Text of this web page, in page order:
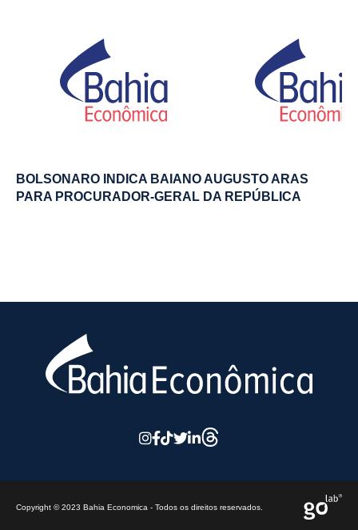
BOLSONARO INDICA BAIANO AUGUSTO ARAS
PARA PROCURADOR-GERAL DA REPÚBLICA
Copyright © 2023 Bahia Economica - Todos os direitos reservados.